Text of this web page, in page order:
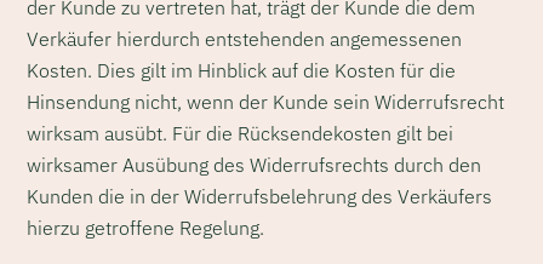
der Kunde zu vertreten hat, trägt der Kunde die dem
Verkäufer hierdurch entstehenden angemessenen
Kosten. Dies gilt im Hinblick auf die Kosten für die
Hinsendung nicht, wenn der Kunde sein Widerrufsrecht
wirksam ausübt. Für die Rücksendekosten gilt bei
wirksamer Ausübung des Widerrufsrechts durch den
Kunden die in der Widerrufsbelehrung des Verkäufers
hierzu getroffene Regelung.